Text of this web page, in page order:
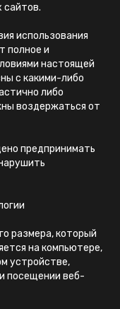
сайтов.
использования
полное и
настоящей
с какими-либо
либо
воздержаться от
предпринимать
размера, который
на компьютере,
устройстве,
посещении веб-